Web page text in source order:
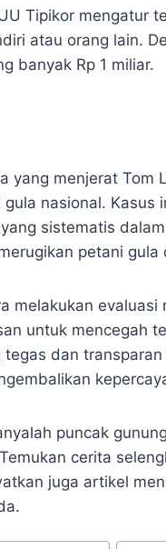
Tipikor mengatur
atau orang lain.
banyak Rp 1 miliar.
yang menjerat
nasional. Kasus
sistematis
petani gula
melakukan
untuk mencegah
tegas dan
puncak
cerita
juga artikel